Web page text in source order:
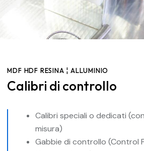
MDF HDF RESINA ¦ ALLUMINIO
Calibri di controllo
Calibri speciali o dedicati
misura)
Gabbie di controllo (Control